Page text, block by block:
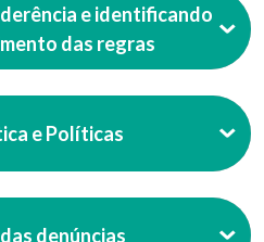
e identificando
das regras
e Políticas
denúncias